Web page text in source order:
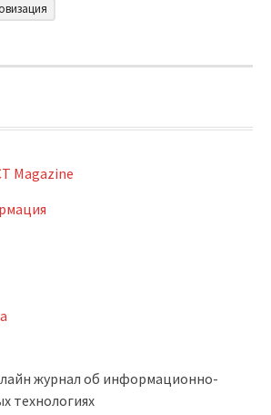
Magazine
журнал об информационно-
технологиях